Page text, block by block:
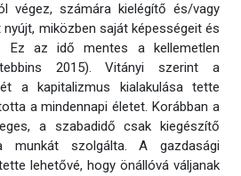
végez, számára kielégítő és/vagy
miközben saját képességeit és
Ez az idő mentes a kellemetlen
2015). Vitányi szerint a
a kapitalizmus kialakulása tette
a mindennapi életet. Korábban a
a szabadidő csak kiegészítő
munkát szolgálta. A gazdasági
lehetővé, hogy önállóvá váljanak